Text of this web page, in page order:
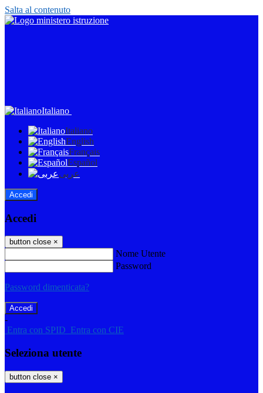
Salta al contenuto
Italiano
Italiano
English
Français
Español
عربى
Accedi
Accedi
button close ×
Nome Utente
Password
Password dimenticata?
-
Entra con SPID Entra con CIE
Seleziona utente
button close ×